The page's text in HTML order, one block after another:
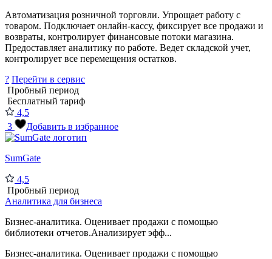
Автоматизация розничной торговли. Упрощает работу с
товаром. Подключает онлайн-кассу, фиксирует все продажи и
возвраты, контролирует финансовые потоки магазина.
Предоставляет аналитику по работе. Ведет складской учет,
контролирует все перемещения остатков.
? Перейти в сервис
Пробный период
Бесплатный тариф
4,5
3
Добавить в избранное
SumGate
4,5
Пробный период
Аналитика для бизнеса
Бизнес-аналитика. Оценивает продажи с помощью
библиотеки отчетов.Анализирует эфф...
Бизнес-аналитика. Оценивает продажи с помощью